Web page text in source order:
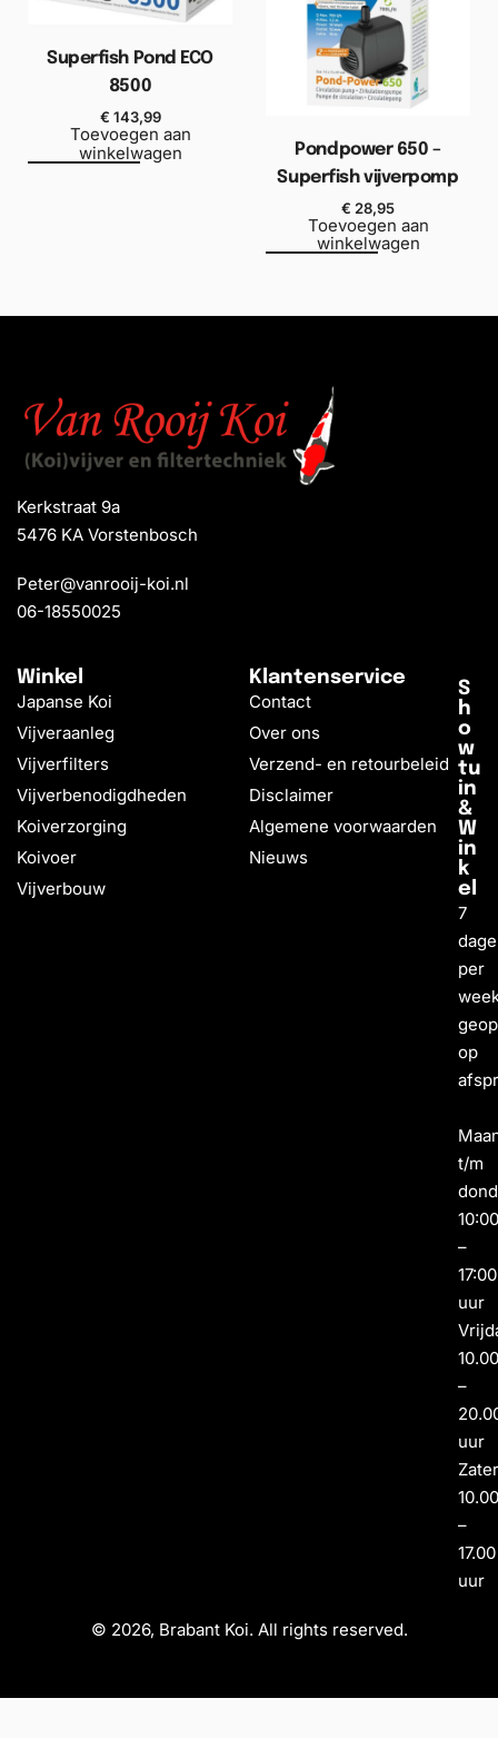
Superfish Pond ECO
8500
€ 143,99
Toevoegen aan
winkelwagen
Pondpower 650 –
Superfish vijverpomp
€ 28,95
Toevoegen aan
winkelwagen
Kerkstraat 9a
5476 KA Vorstenbosch
Peter@vanrooij-koi.nl
06-18550025
Winkel
Japanse Koi
Vijveraanleg
Vijverfilters
Vijverbenodigdheden
Koiverzorging
Koivoer
Vijverbouw
Klantenservice
Contact
Over ons
Verzend- en retourbeleid
Disclaimer
Algemene voorwaarden
Nieuws
S
h
o
w
tu
in
&
W
in
k
el
7
per
op
t/m
–
17:00
uur
–
uur
–
17.00
uur
© 2026, Brabant Koi. All rights reserved.